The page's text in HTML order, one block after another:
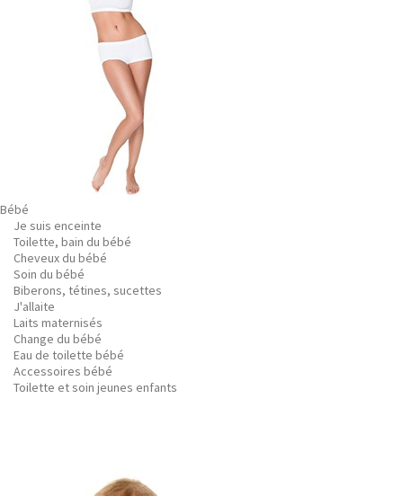
Bébé
Je suis enceinte
Toilette, bain du bébé
Cheveux du bébé
Soin du bébé
Biberons, tétines, sucettes
J'allaite
Laits maternisés
Change du bébé
Eau de toilette bébé
Accessoires bébé
Toilette et soin jeunes enfants